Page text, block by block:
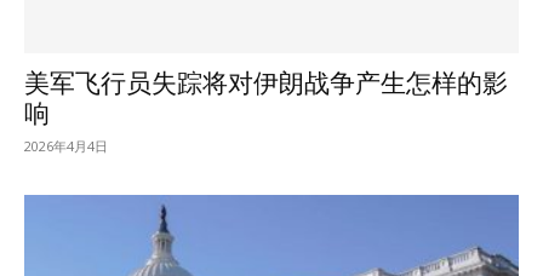
美军飞行员失踪将对伊朗战争产生怎样的影
响
2026年4月4日